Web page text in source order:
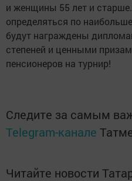
и женщины 55 лет и
определяться по
будут награждены
степеней и ценными
пенсионеров на турнир!
Следите за самым
Telegram-канале
Читайте новости